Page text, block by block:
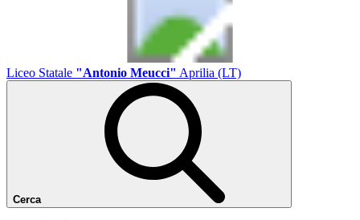
Liceo Statale "Antonio Meucci" Aprilia (LT)
Cerca